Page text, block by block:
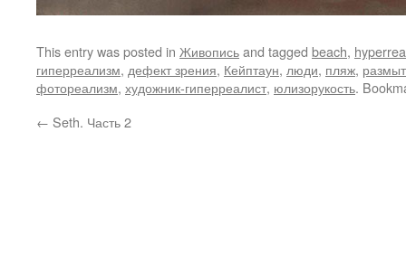
This entry was posted in Живописьand tagged beach,
гиперреализм, дефект зрения, Кейптаун, люди, пляж,
фотореализм, художник-гиперреалист, юлизорукость.
← Seth. Часть 2